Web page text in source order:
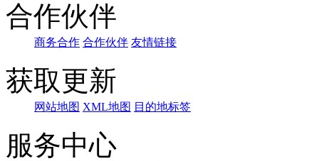
合作伙伴
商务合作 合作伙伴 友情链接
获取更新
网站地图 XML地图 目的地标签
服务中心